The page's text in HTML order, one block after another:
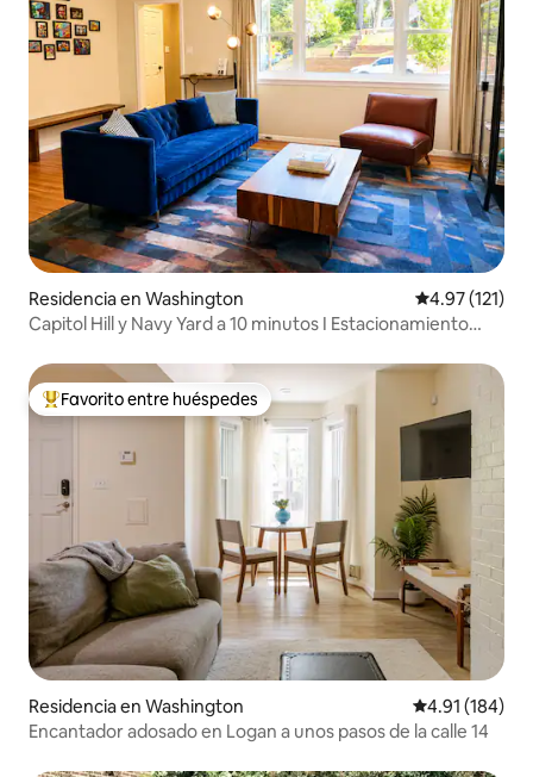
Residencia en Washington Calificación
4.97 (121)
Capitol Hill y Navy Yard a 10 minutos I Estacionamiento
De los mejores en Favorito entre huéspedes
Favorito entre huéspedes
Residencia en Washington Calificación
4.91 (184)
Encantador adosado en Logan a unos pasos de la calle 14